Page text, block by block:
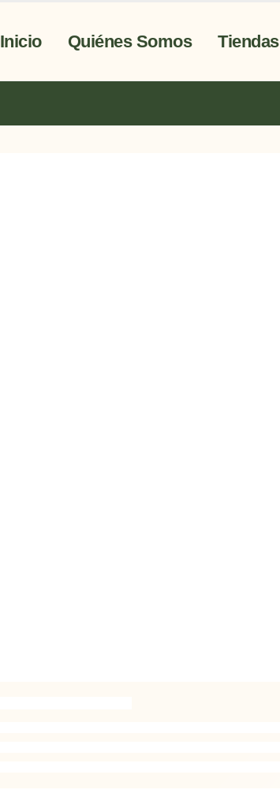
Inicio Quiénes Somos Tiendas